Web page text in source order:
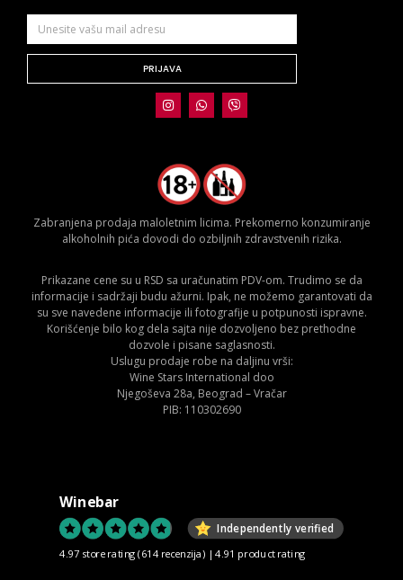
PRIJAVA
Zabranjena prodaja maloletnim licima. Prekomerno konzumiranje
alkoholnih pića dovodi do ozbiljnih zdravstvenih rizika.
Prikazane cene su u RSD sa uračunatim PDV-om. Trudimo se da
informacije i sadržaji budu ažurni. Ipak, ne možemo garantovati da
su sve navedene informacije ili fotografije u potpunosti ispravne.
Korišćenje bilo kog dela sajta nije dozvoljeno bez prethodne
dozvole i pisane saglasnosti.
Uslugu prodaje robe na daljinu vrši:
Wine Stars International doo
Njegoševa 28a, Beograd – Vračar
PIB: 110302690
Winebar
Independently verified
4.97 store rating (614 recenzija) |4.91 product rating